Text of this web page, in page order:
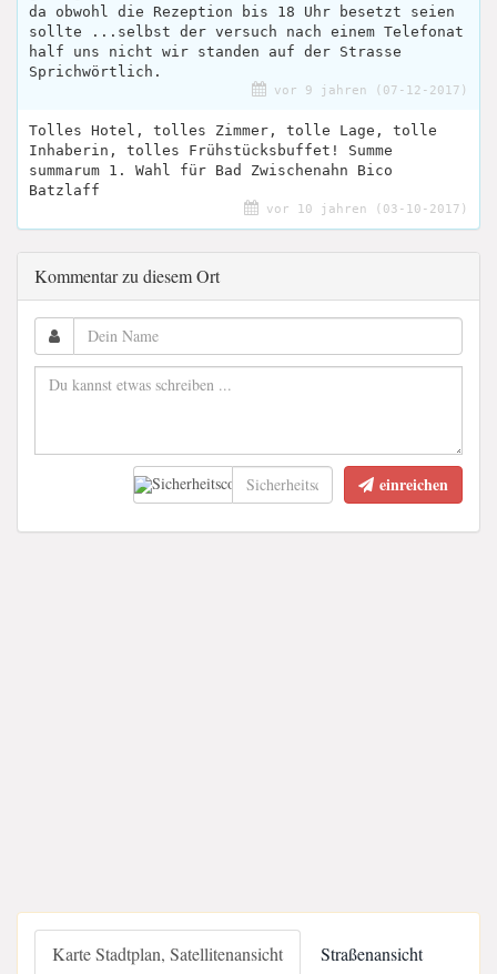
da obwohl die Rezeption bis 18 Uhr besetzt seien
sollte ...selbst der versuch nach einem Telefonat
half uns nicht wir standen auf der Strasse
Sprichwörtlich.
vor 9 jahren (07-12-2017)
Tolles Hotel, tolles Zimmer, tolle Lage, tolle
Inhaberin, tolles Frühstücksbuffet! Summe
summarum 1. Wahl für Bad Zwischenahn Bico
Batzlaff
vor 10 jahren (03-10-2017)
Kommentar zu diesem Ort
einreichen
Karte Stadtplan, Satellitenansicht Straßenansicht